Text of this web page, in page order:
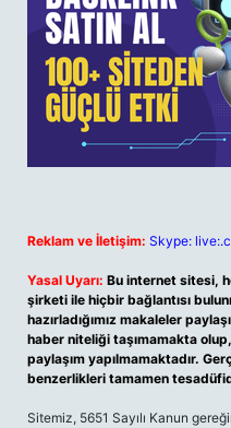
Reklam ve İletişim: Skype:
Yasal Uyarı: Bu internet sitesi,
şirketi ile hiçbir bağlantısı
hazırladığımız makaleler
haber niteliği taşımamakta
paylaşım yapılmamaktadır.
benzerlikleri tamamen
Sitemiz, 5651 Sayılı Kanun